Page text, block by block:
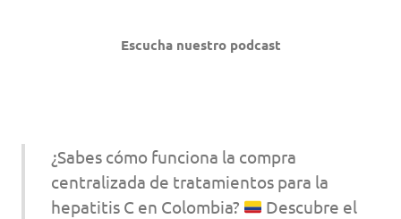
Escucha nuestro podcast
¿Sabes cómo funciona la compra
centralizada de tratamientos para la
hepatitis C en Colombia?
Descubre el